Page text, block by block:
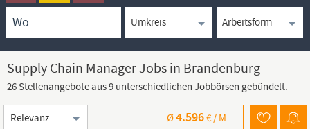
Supply Chain Manager Jobs in Brandenburg
26 Stellenangebote aus 9 unterschiedlichen Jobbörsen gebündelt.
Sortierung
Ø4.596€ / M.